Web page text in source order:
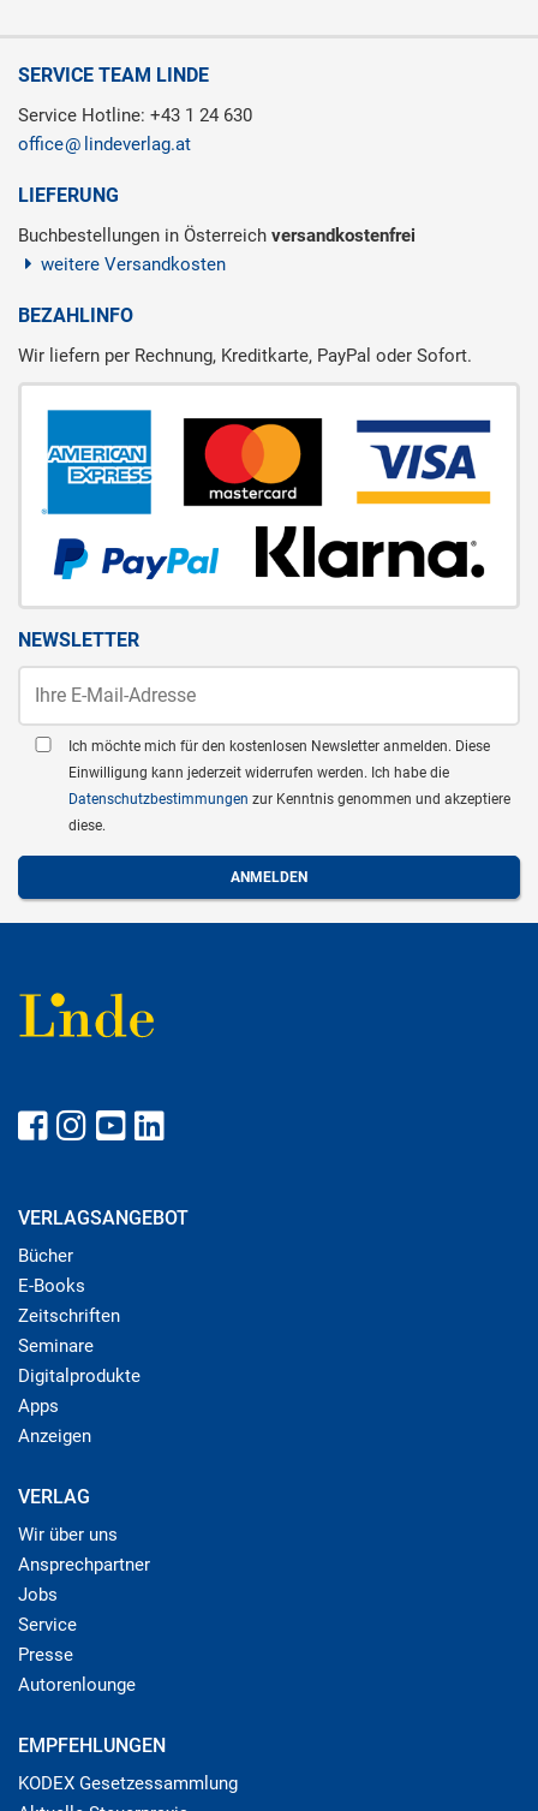
SERVICE TEAM LINDE
Service Hotline: +43 1 24 630
office
lindeverlag.at
LIEFERUNG
Buchbestellungen in Österreich versandkostenfrei
weitere Versandkosten
BEZAHLINFO
Wir liefern per Rechnung, Kreditkarte, PayPal oder Sofort.
NEWSLETTER
Ich möchte mich für den kostenlosen Newsletter anmelden. Diese
Einwilligung kann jederzeit widerrufen werden. Ich habe die
Datenschutzbestimmungen zur Kenntnis genommen und akzeptiere
diese.
VERLAGSANGEBOT
Bücher
E-Books
Zeitschriften
Seminare
Digitalprodukte
Apps
Anzeigen
VERLAG
Wir über uns
Ansprechpartner
Jobs
Service
Presse
Autorenlounge
EMPFEHLUNGEN
KODEX Gesetzessammlung